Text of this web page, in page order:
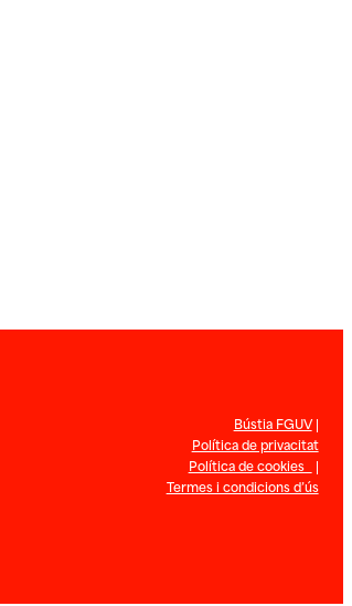
Bústia FGUV|
Política de privacitat
Política de cookies |
Termes i condicions d’ús